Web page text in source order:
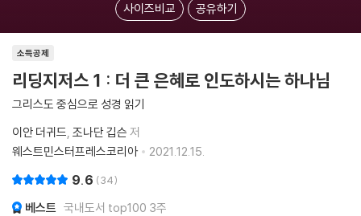
사이즈비교 공유하기
소득공제
리딩지저스 1 : 더 큰 은혜로 인도하시는 하나님
그리스도 중심으로 성경 읽기
이안 더귀드 조나단 깁슨 저
웨스트민스터프레스코리아
2021.12.15.
9.6 34
베스트 국내도서 top100 3주